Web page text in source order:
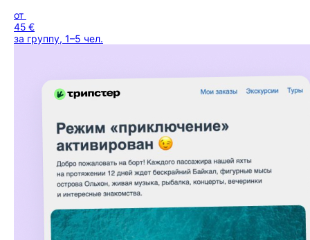
от
45 €
за группу, 1–5 чел.